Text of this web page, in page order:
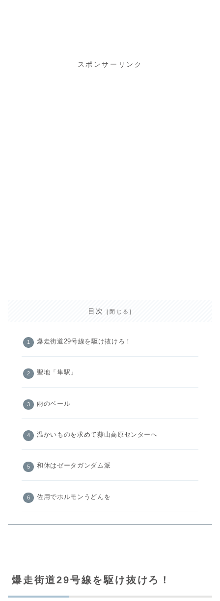
スポンサーリンク
目次
爆走街道29号線を駆け抜けろ！
聖地「隼駅」
雨のベール
温かいものを求めて蒜山高原センターへ
和休はゼータガンダム派
佐用でホルモンうどんを
爆走街道29号線を駆け抜けろ！